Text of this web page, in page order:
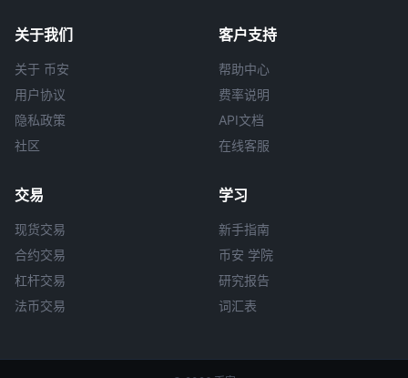
关于我们
关于 币安
用户协议
隐私政策
社区
客户支持
帮助中心
费率说明
API文档
在线客服
交易
现货交易
合约交易
杠杆交易
法币交易
学习
新手指南
币安 学院
研究报告
词汇表